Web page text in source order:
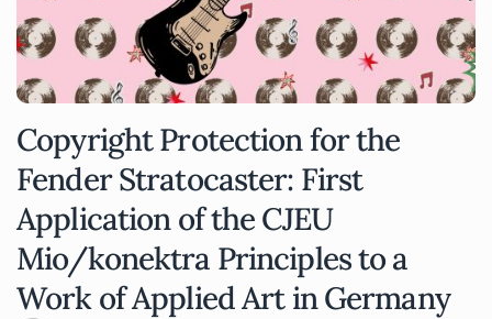
Copyright Protection for the
Fender Stratocaster: First
Application of the CJEU
Mio/konektra Principles to a
Work of Applied Art in Germany